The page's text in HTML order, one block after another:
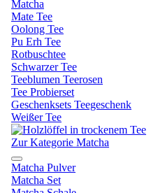
Matcha
Mate Tee
Oolong Tee
Pu Erh Tee
Rotbuschtee
Schwarzer Tee
Teeblumen Teerosen
Tee Probierset
Geschenksets Teegeschenk
Weißer Tee
Zur Kategorie Matcha
Matcha Pulver
Matcha Set